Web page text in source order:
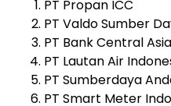
PT Propan ICC
PT Valdo Sumber
PT Bank Central
PT Lautan Air
PT Sumberdaya
PT Smart Meter